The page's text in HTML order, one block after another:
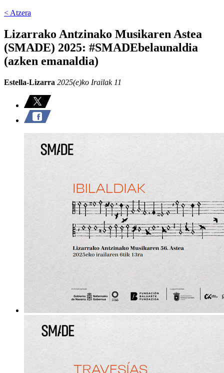
< Atzera
Lizarrako Antzinako Musikaren Astea
(SMADE) 2025: #SMADEbelaunaldia
(azken emanaldia)
Estella-Lizarra 2025(e)ko Irailak 11